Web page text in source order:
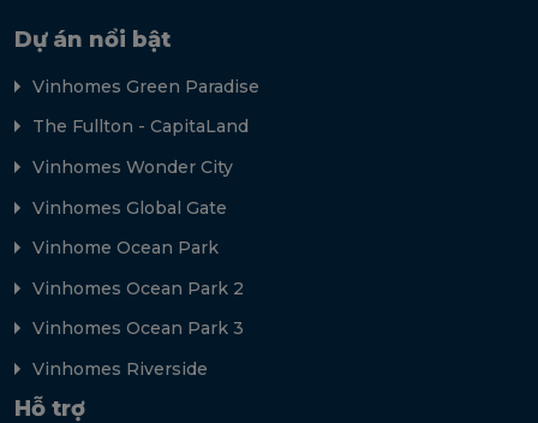
Dự án nổi bật
Vinhomes Green Paradise
The Fullton - CapitaLand
Vinhomes Wonder City
Vinhomes Global Gate
Vinhome Ocean Park
Vinhomes Ocean Park 2
Vinhomes Ocean Park 3
Vinhomes Riverside
Hỗ trợ